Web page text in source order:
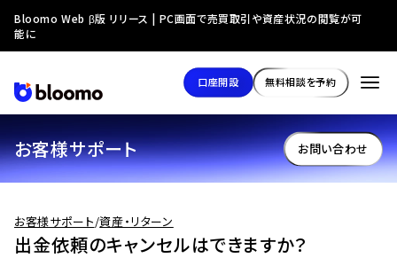
お客様サポート お問い合わせ
お客様サポート/資産・リターン
出金依頼のキャンセルはできますか？
Bloomo Web β版 リリース | PC画面で売買取引や資産状況の閲覧が可
能に
口座開設 無料相談を予約